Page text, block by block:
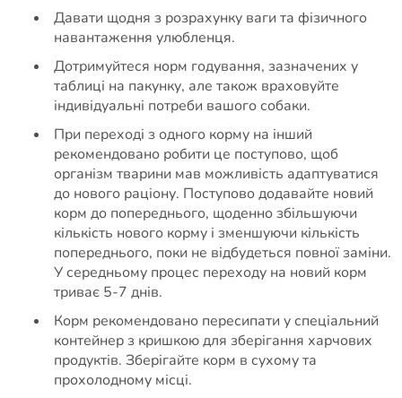
Давати щодня з розрахунку ваги та фізичного
навантаження улюбленця.
Дотримуйтеся норм годування, зазначених у
таблиці на пакунку, але також враховуйте
індивідуальні потреби вашого собаки.
При переході з одного корму на інший
рекомендовано робити це поступово, щоб
організм тварини мав можливість адаптуватися
до нового раціону. Поступово додавайте новий
корм до попереднього, щоденно збільшуючи
кількість нового корму і зменшуючи кількість
попереднього, поки не відбудеться повної заміни.
У середньому процес переходу на новий корм
триває 5-7 днів.
Корм рекомендовано пересипати у спеціальний
контейнер з кришкою для зберігання харчових
продуктів. Зберігайте корм в сухому та
прохолодному місці.